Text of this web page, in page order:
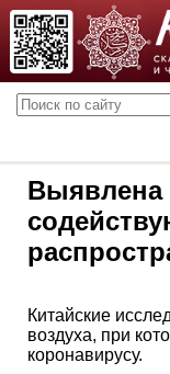
Выявлена
Китайские
воздуха, при
коронавирусу.